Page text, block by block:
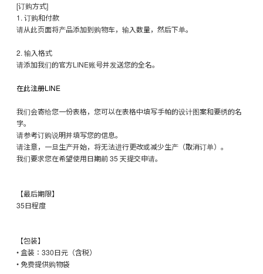
[订购方式]
1. 订购和付款
请从此页面将产品添加到购物车，输入数量，然后下单。
2. 输入格式
请添加我们的官方LINE账号并发送您的全名。
在此注册LINE
我们会寄给您一份表格，您可以在表格中填写手帕的设计图案和要绣的名
字。
请参考订购说明并填写您的信息。
请注意，一旦生产开始，将无法进行更改或减少生产（取消订单）。
我们要求您在希望使用日期前 35 天提交申请。
【最后期限】
35日程度
【包装】
• 盒装：330日元（含税）
• 免费提供购物袋